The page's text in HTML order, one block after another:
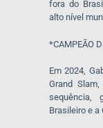
fora do
alto nível
*CAMPEÃO
Em 2024,
Grand
sequência,
Brasileiro e a